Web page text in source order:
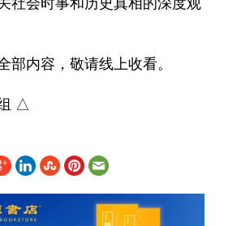
社会时事和历史真相的深度观
部内容，敬请线上收看。